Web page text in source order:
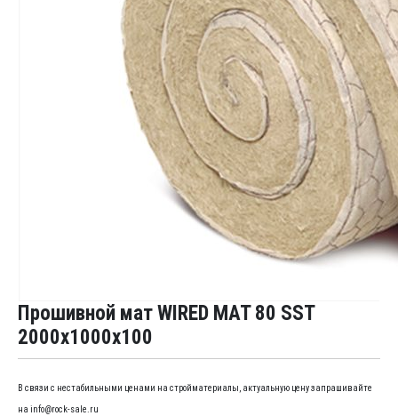
Прошивной мат WIRED MAT 80 SST
2000x1000x100
В связи с нестабильными ценами на стройматериалы, актуальную цену запрашивайте
на info@rock-sale.ru